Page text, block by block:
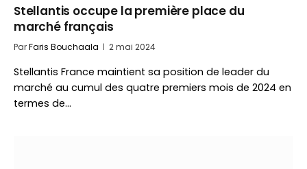
Stellantis occupe la première place du
marché français
ParFaris Bouchaala 2 mai 2024
Stellantis France maintient sa position de leader du
marché au cumul des quatre premiers mois de 2024 en
termes de…